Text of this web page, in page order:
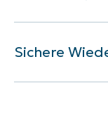
Sichere